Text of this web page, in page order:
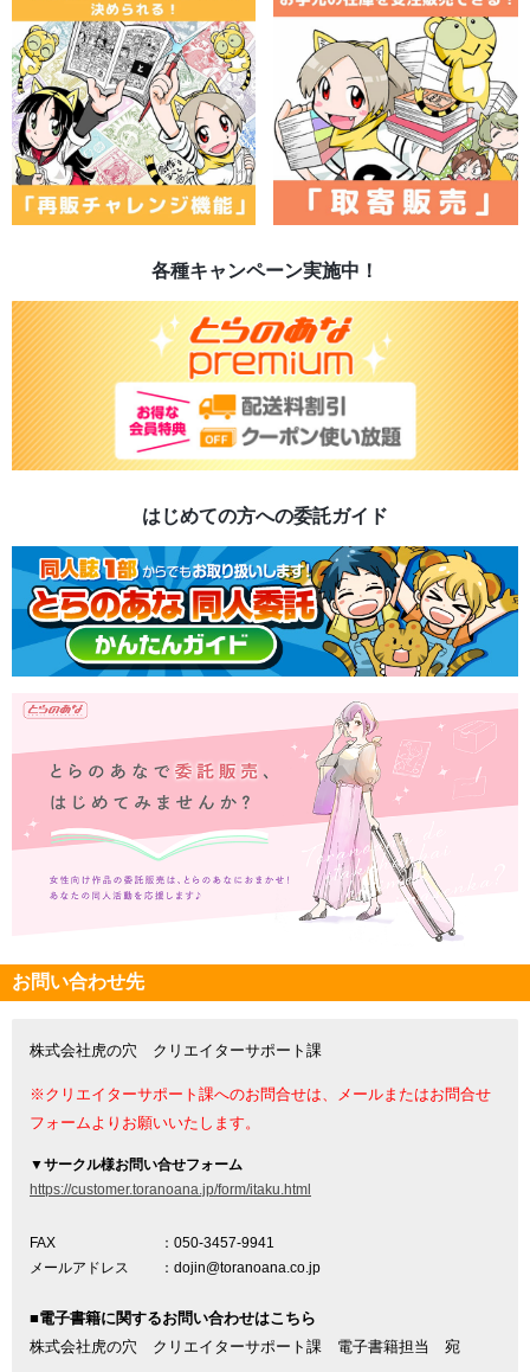
各種キャンペーン実施中！
はじめての方への委託ガイド
お問い合わせ先
株式会社虎の穴 クリエイターサポート課
※クリエイターサポート課へのお問合せは、メールまたはお問合せ
フォームよりお願いいたします。
▼サークル様お問い合せフォーム
https://customer.toranoana.jp/form/itaku.html
FAX
：050-3457-9941
メールアドレス
：dojin@toranoana.co.jp
■電子書籍に関するお問い合わせはこちら
株式会社虎の穴 クリエイターサポート課 電子書籍担当 宛